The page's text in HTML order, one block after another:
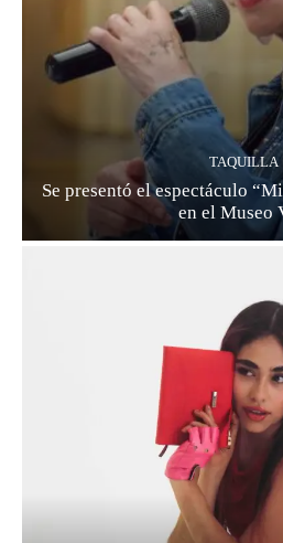
TAQUILLA
Se presentó el espectáculo
en el Museo